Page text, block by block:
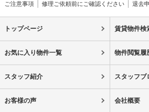
ご注意事項 修理ご依頼前にご確認ください 退去
トップページ 賃貸物件検
お気に入り物件一覧 物件閲覧履
スタッフ紹介 スタッフブ
お客様の声 会社概要